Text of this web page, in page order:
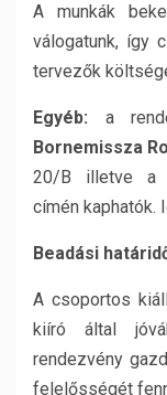
A munkák
válogatunk, így
tervezők
Egyéb: a
Bornemissza
20/B illetve
címén kaphatók.
Beadási
A csoportos
kiíró által
rendezvény
felelősségét